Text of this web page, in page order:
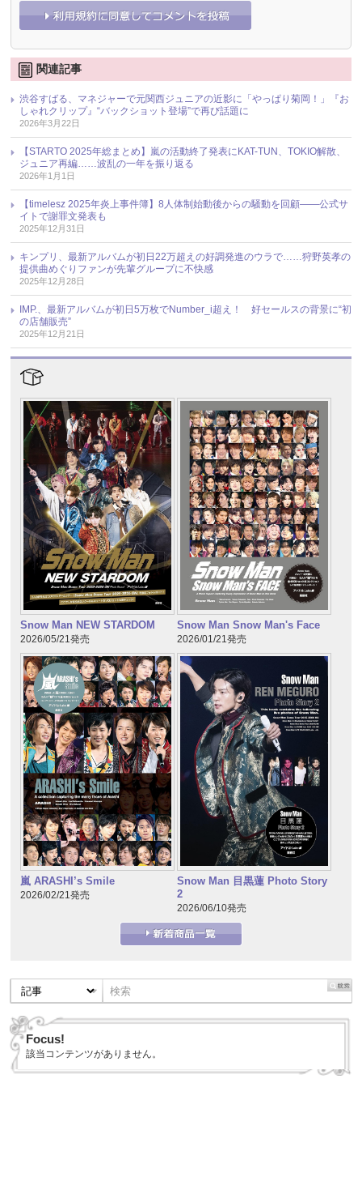
関連記事
渋谷すばる、マネジャーで元関西ジュニアの近影に「やっぱり菊岡！」『お
しゃれクリップ』“バックショット登場”で再び話題に
2026年3月22日
【STARTO 2025年総まとめ】嵐の活動終了発表にKAT-TUN、TOKIO解散、
ジュニア再編……波乱の一年を振り返る
2026年1月1日
【timelesz 2025年炎上事件簿】8人体制始動後からの騒動を回顧――公式サ
イトで謝罪文発表も
2025年12月31日
キンプリ、最新アルバムが初日22万超えの好調発進のウラで……狩野英孝の
提供曲めぐりファンが先輩グループに不快感
2025年12月28日
IMP.、最新アルバムが初日5万枚でNumber_i超え！ 好セールスの背景に“初
の店舗販売”
2025年12月21日
Snow Man NEW STARDOM
2026/05/21発売
Snow Man Snow Man's Face
2026/01/21発売
嵐 ARASHI’s Smile
2026/02/21発売
Snow Man 目黒蓮 Photo Story
2
2026/06/10発売
Focus!
該当コンテンツがありません。